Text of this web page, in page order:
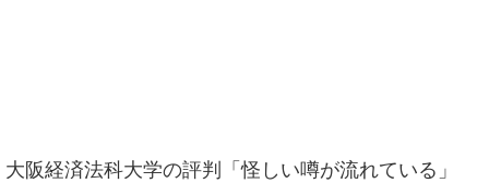
大阪経済法科大学の評判「怪しい噂が流れている」